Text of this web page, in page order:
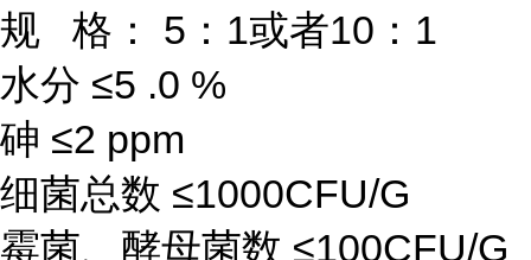
规 格： 5：1或者10：1
水分 ≤5 .0 %
砷 ≤2 ppm
细菌总数 ≤1000CFU/G
霉菌、酵母菌数 ≤100CFU/G